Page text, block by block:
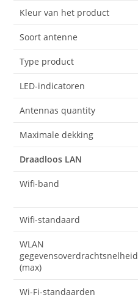
Kleur van het product
Soort antenne
Type product
LED-indicatoren
Antennas quantity
Maximale dekking
Draadloos LAN
Wifi-band
Wifi-standaard
WLAN
gegevensoverdrachtsnelheid
(max)
Wi-Fi-standaarden